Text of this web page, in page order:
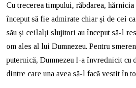
Cu trecerea timpului, răbdarea, hărnicia
început să fie admirate chiar și de cei
său și ceilalți slujitori au început să-l
om ales al lui Dumnezeu. Pentru
puternică, Dumnezeu l-a învrednicit cu
dintre care una avea să-l facă vestit în